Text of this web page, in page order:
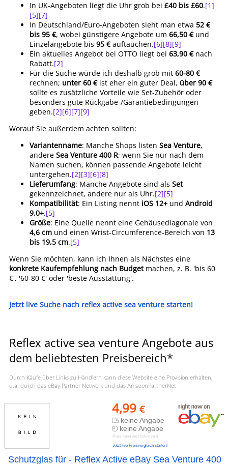
In UK-Angeboten liegt die Uhr grob bei £40 bis £60.[1]
[5][7]
In Deutschland/Euro-Angeboten sieht man etwa 52 €
bis 95 €, wobei günstigere Angebote um 66,50 €und
Einzelangebote bis 95 €auftauchen.[6][8][9]
Ein aktuelles Angebot bei OTTO liegt bei 63,90 €nach
Rabatt.[2]
Für die Suche würde ich deshalb grob mit 60-80 €
rechnen; unter 60 €ist eher ein guter Deal, über 90 €
sollte es zusätzliche Vorteile wie Set-Zubehör oder
besonders gute Rückgabe-/Garantiebedingungen
geben.[2][6][7][9]
Worauf Sie außerdem achten sollten:
Variantenname: Manche Shops listen Sea Venture,
andere Sea Venture 400 R; wenn Sie nur nach dem
Namen suchen, können passende Angebote leicht
untergehen.[2][3][6][8]
Lieferumfang: Manche Angebote sind als Set
gekennzeichnet, andere nur als Uhr.[2][5]
Kompatibilität: Ein Listing nennt iOS 12+ und Android
9.0+.[5]
Größe: Eine Quelle nennt eine Gehäusediagonale von
4,6 cm und einen Wrist-Circumference-Bereich von 13
bis 19,5 cm.[5]
Wenn Sie möchten, kann ich Ihnen als Nächstes eine
konkrete Kaufempfehlung nach Budgetmachen, z. B. 'bis 60
€', '60-80 €' oder 'beste Ausstattung'.
Jetzt live Suche nach reflex active sea venture starten!
Reflex active sea venture Angebote aus
dem beliebtesten Preisbereich*
Durch Käufe über Links zu Händlern kann diese Website eine Provision erhalten,
u.a. durch das eBay Partner Network und das AmazonPartnerNet
4,99 €
keine Angabe
keine Angabe
Preis kann jetzt höher sein
Jetzt live Preisvergleich starten!
Schutzglas für - Reflex Active eBay Sea Venture 400